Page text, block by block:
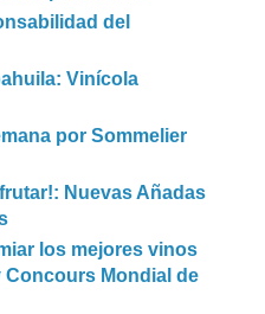
del
Vinícola
por Sommelier
Nuevas Añadas
los mejores vinos
Mondial de